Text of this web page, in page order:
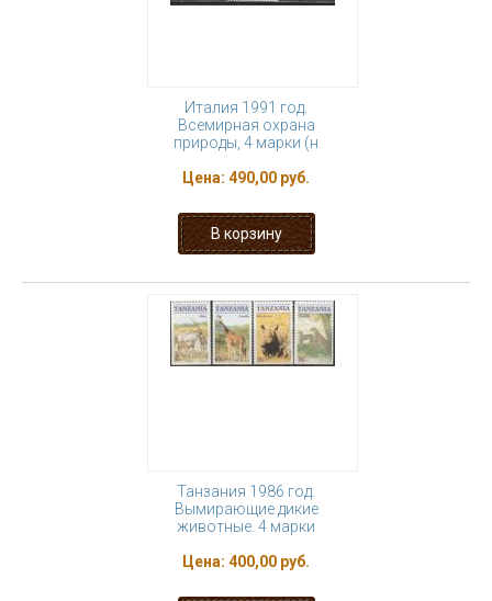
Италия 1991 год.
Всемирная охрана
природы, 4 марки (н
Цена: 490,00 руб.
Танзания 1986 год.
Вымирающие дикие
животные. 4 марки
Цена: 400,00 руб.